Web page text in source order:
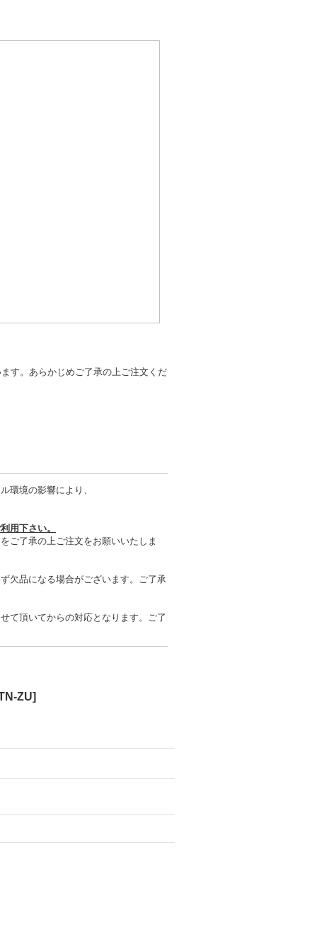
す。あらかじめご了承の上ご注文くだ
環境の影響により、
用下さい。
ご了承の上ご注文をお願いいたしま
欠品になる場合がございます。ご了承
て頂いてからの対応となります。ご了
ZU]